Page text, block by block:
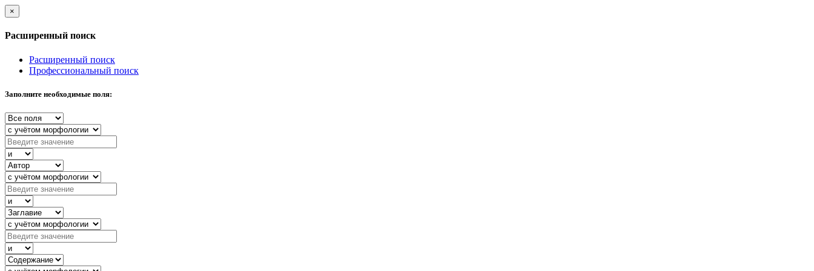
×
Расширенный поиск
Расширенный поиск
Профессиональный поиск
Заполните необходимые поля: